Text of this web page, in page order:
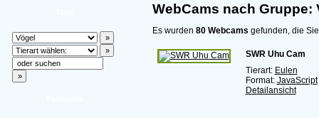
WebCams nach Gruppe:
Es wurden 80 Webcams gefunden, die
SWR Uhu Cam
Tierart: Eulen
Format: JavaScript
Detailansicht